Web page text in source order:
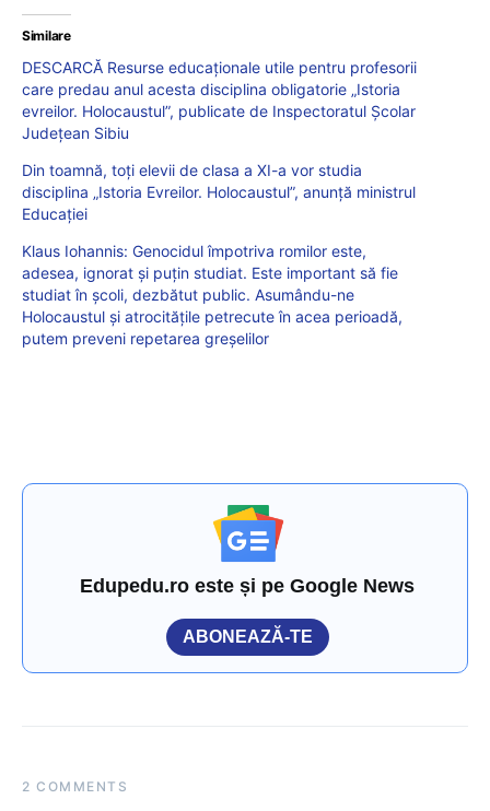
Similare
DESCARCĂ Resurse educaționale utile pentru profesorii
care predau anul acesta disciplina obligatorie „Istoria
evreilor. Holocaustul”, publicate de Inspectoratul Școlar
Județean Sibiu
Din toamnă, toți elevii de clasa a XI-a vor studia
disciplina „Istoria Evreilor. Holocaustul”, anunță ministrul
Educației
Klaus Iohannis: Genocidul împotriva romilor este,
adesea, ignorat și puțin studiat. Este important să fie
studiat în școli, dezbătut public. Asumându-ne
Holocaustul și atrocitățile petrecute în acea perioadă,
putem preveni repetarea greșelilor
Edupedu.ro este și pe Google News
ABONEAZĂ-TE
2 COMMENTS